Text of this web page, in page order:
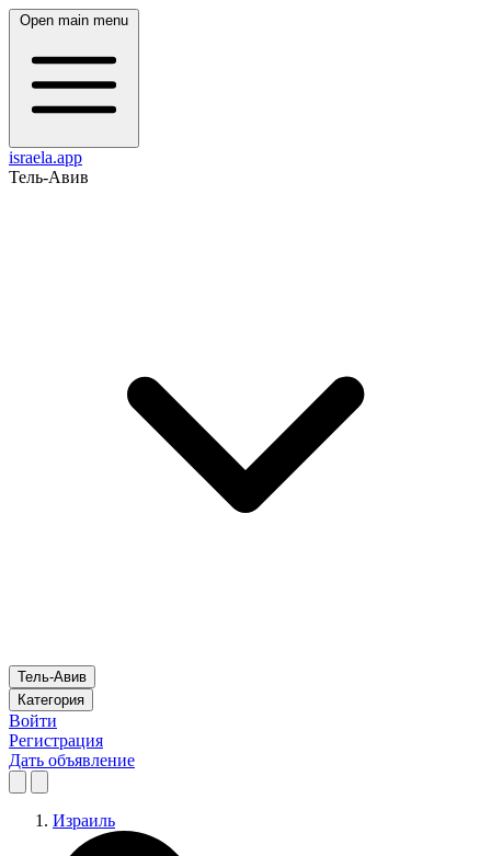
Open main menu
israela.app
Тель-Авив
Тель-Авив
Категория
Войти
Регистрация
Дать объявление
Израиль